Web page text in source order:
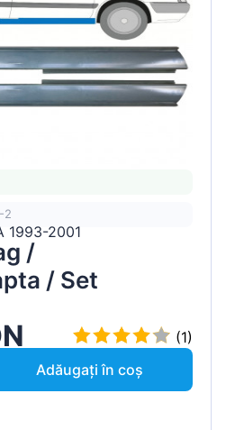
2
1993-2001
/
/ Set
(1)
Adăugați în coș